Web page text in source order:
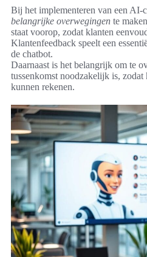
Bij het implementeren van een AI-
belangrijke overwegingen te
staat voorop, zodat klanten
Klantenfeedback speelt een
de chatbot.
Daarnaast is het belangrijk om te
tussenkomst noodzakelijk is,
kunnen rekenen.